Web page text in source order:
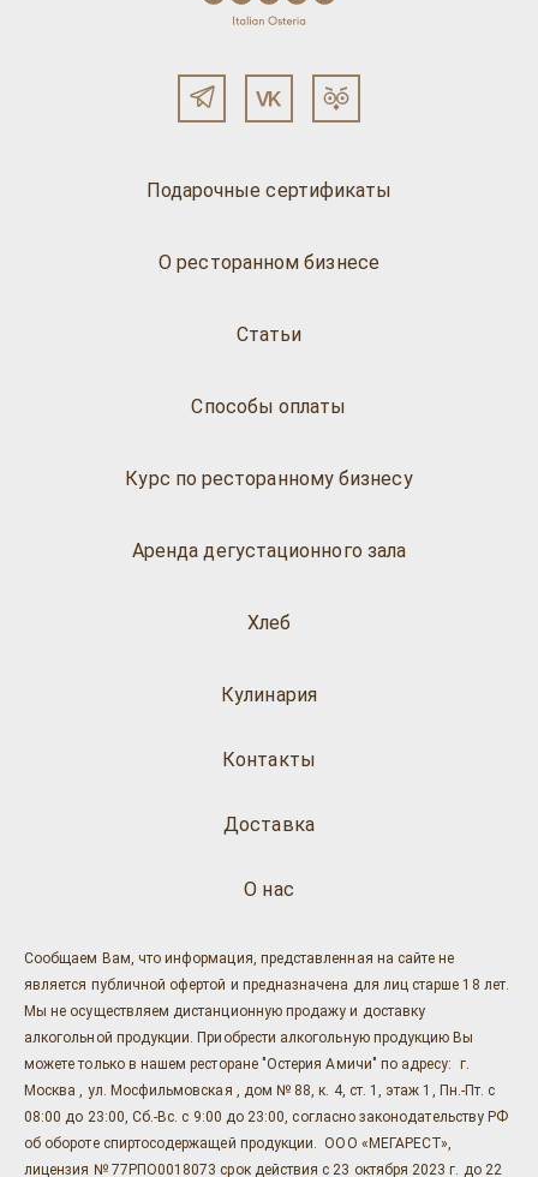
Подарочные сертификаты
О ресторанном бизнесе
Статьи
Способы оплаты
Курс по ресторанному бизнесу
Аренда дегустационного зала
Хлеб
Кулинария
О нас
Доставка
Контакты
Сообщаем Вам, что информация, представленная на сайте не
является публичной офертой и предназначена для лиц старше 18 лет.
Мы не осуществляем дистанционную продажу и доставку
алкогольной продукции. Приобрести алкогольную продукцию Вы
можете только в нашем ресторане "Остерия Амичи" по адресу: г.
Москва , ул. Мосфильмовская , дом № 88, к. 4, ст. 1, этаж 1, Пн.-Пт. с
08:00 до 23:00, Сб.-Вс. с 9:00 до 23:00, согласно законодательству РФ
об обороте спиртосодержащей продукции. ООО «МЕГАРЕСТ»,
лицензия № 77РПО0018073 срок действия с 23 октября 2023 г. до 22